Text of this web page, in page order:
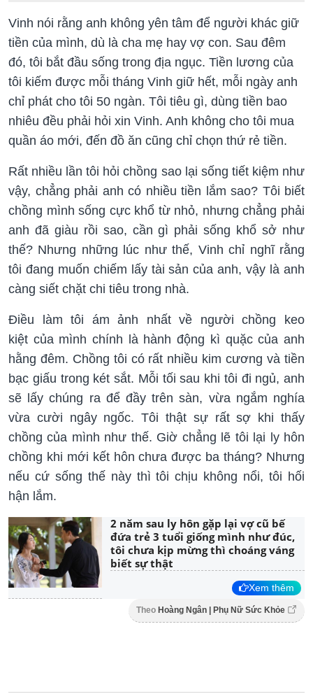
Vinh nói rằng anh không yên tâm để người khác giữ
tiền của mình, dù là cha mẹ hay vợ con. Sau đêm
đó, tôi bắt đầu sống trong địa ngục. Tiền lương của
tôi kiếm được mỗi tháng Vinh giữ hết, mỗi ngày anh
chỉ phát cho tôi 50 ngàn. Tôi tiêu gì, dùng tiền bao
nhiêu đều phải hỏi xin Vinh. Anh không cho tôi mua
quần áo mới, đến đồ ăn cũng chỉ chọn thứ rẻ tiền.
Rất nhiều lần tôi hỏi chồng sao lại sống tiết kiệm như
vậy, chẳng phải anh có nhiều tiền lắm sao? Tôi biết
chồng mình sống cực khổ từ nhỏ, nhưng chẳng phải
anh đã giàu rồi sao, cần gì phải sống khổ sở như
thế? Nhưng những lúc như thế, Vinh chỉ nghĩ rằng
tôi đang muốn chiếm lấy tài sản của anh, vậy là anh
càng siết chặt chi tiêu trong nhà.
Điều làm tôi ám ảnh nhất về người chồng keo
kiệt của mình chính là hành động kì quặc của anh
hằng đêm. Chồng tôi có rất nhiều kim cương và tiền
bạc giấu trong két sắt. Mỗi tối sau khi tôi đi ngủ, anh
sẽ lấy chúng ra để đầy trên sàn, vừa ngắm nghía
vừa cười ngây ngốc. Tôi thật sự rất sợ khi thấy
chồng của mình như thế. Giờ chẳng lẽ tôi lại ly hôn
chồng khi mới kết hôn chưa được ba tháng? Nhưng
nếu cứ sống thế này thì tôi chịu không nổi, tôi hối
hận lắm.
2 năm sau ly hôn gặp lại vợ cũ bế
đứa trẻ 3 tuổi giống mình như đúc,
tôi chưa kịp mừng thì choáng váng
biết sự thật
Xem thêm
Theo Hoàng Ngân | Phụ Nữ Sức Khỏe